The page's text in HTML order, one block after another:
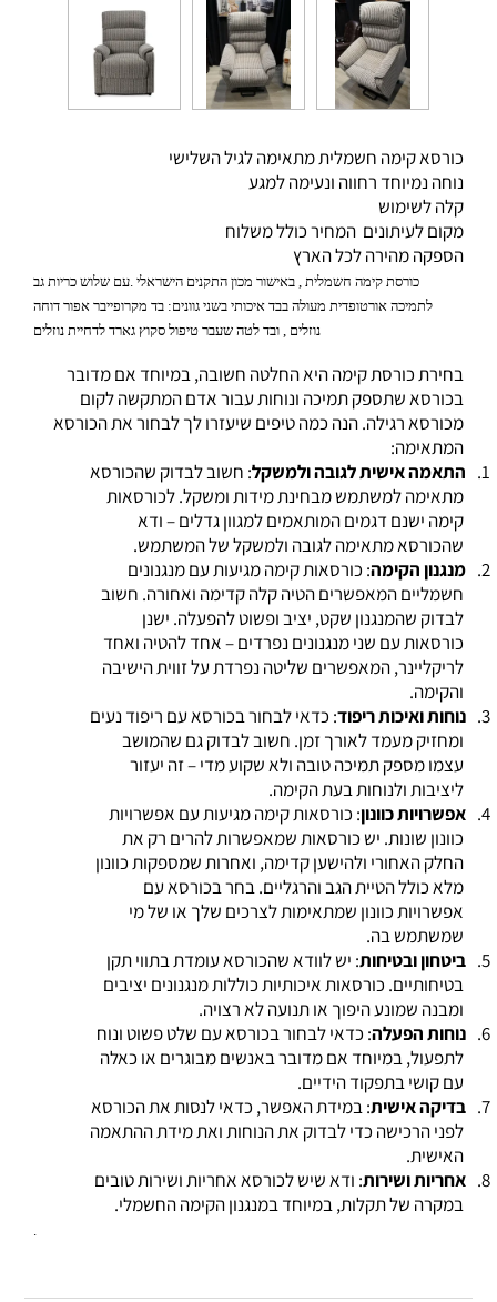
כורסא קימה חשמלית מתאימה לגיל השלישי
נוחה נמיוחד רחווה ונעימה למגע
קלה לשימוש
מקום לעיתונים המחיר כולל משלוח
הספקה מהירה לכל הארץ
כורסת קימה חשמלית , באישור מכון התקנים הישראלי .עם שלוש כריות גב
לתמיכה אורטופדית מעולה בבד איכותי בשני גוונים: בד מקרופייבר אפור דוחה
נוזלים , ובד לטה שעבר טיפול סקוץ גארד לדחיית נוזלים
בחירת כורסת קימה היא החלטה חשובה, במיוחד אם מדובר
בכורסא שתספק תמיכה ונוחות עבור אדם המתקשה לקום
מכורסא רגילה. הנה כמה טיפים שיעזרו לך לבחור את הכורסא
המתאימה:
1.
התאמה אישית לגובה ולמשקל: חשוב לבדוק שהכורסא
מתאימה למשתמש מבחינת מידות ומשקל. לכורסאות
קימה ישנם דגמים המותאמים למגוון גדלים – ודא
שהכורסא מתאימה לגובה ולמשקל של המשתמש.
2.
מנגנון הקימה: כורסאות קימה מגיעות עם מנגנונים
חשמליים המאפשרים הטיה קלה קדימה ואחורה. חשוב
לבדוק שהמנגנון שקט, יציב ופשוט להפעלה. ישנן
כורסאות עם שני מנגנונים נפרדים – אחד להטיה ואחד
לריקליינר, המאפשרים שליטה נפרדת על זווית הישיבה
והקימה.
3.
נוחות ואיכות ריפוד: כדאי לבחור בכורסא עם ריפוד נעים
ומחזיק מעמד לאורך זמן. חשוב לבדוק גם שהמושב
עצמו מספק תמיכה טובה ולא שקוע מדי – זה יעזור
ליציבות ולנוחות בעת הקימה.
4.
אפשרויות כוונון: כורסאות קימה מגיעות עם אפשרויות
כוונון שונות. יש כורסאות שמאפשרות להרים רק את
החלק האחורי ולהישען קדימה, ואחרות שמספקות כוונון
מלא כולל הטיית הגב והרגליים. בחר בכורסא עם
אפשרויות כוונון שמתאימות לצרכים שלך או של מי
שמשתמש בה.
5.
ביטחון ובטיחות: יש לוודא שהכורסא עומדת בתווי תקן
בטיחותיים. כורסאות איכותיות כוללות מנגנונים יציבים
ומבנה שמונע היפוך או תנועה לא רצויה.
6.
נוחות הפעלה: כדאי לבחור בכורסא עם שלט פשוט ונוח
לתפעול, במיוחד אם מדובר באנשים מבוגרים או כאלה
עם קושי בתפקוד הידיים.
7.
בדיקה אישית:במידת האפשר, כדאי לנסות את הכורסא
לפני הרכישה כדי לבדוק את הנוחות ואת מידת ההתאמה
האישית.
8.
אחריות ושירות: ודא שיש לכורסא אחריות ושירות טובים
במקרה של תקלות, במיוחד במנגנון הקימה החשמלי.